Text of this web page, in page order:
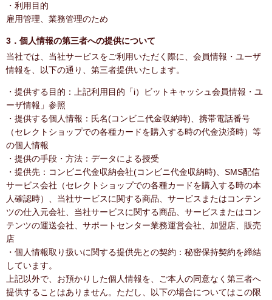
・利用目的
雇用管理、業務管理のため
3．個人情報の第三者への提供について
当社では、当社サービスをご利用いただく際に、会員情報・ユーザ
情報を、以下の通り、第三者提供いたします。
・提供する目的：上記利用目的「i）ビットキャッシュ会員情報・ユ
ーザ情報」参照
・提供する個人情報：氏名(コンビニ代金収納時)、携帯電話番号
（セレクトショップでの各種カードを購入する時の代金決済時）等
の個人情報
・提供の手段・方法：データによる授受
・提供先：コンビニ代金収納会社(コンビニ代金収納時)、SMS配信
サービス会社（セレクトショップでの各種カードを購入する時の本
人確認時）、当社サービスに関する商品、サービスまたはコンテン
ツの仕入元会社、当社サービスに関する商品、サービスまたはコン
テンツの運送会社、サポートセンター業務運営会社、加盟店、販売
店
・個人情報取り扱いに関する提供先との契約：秘密保持契約を締結
しています。
上記以外で、お預かりした個人情報を、ご本人の同意なく第三者へ
提供することはありません。ただし、以下の場合についてはこの限